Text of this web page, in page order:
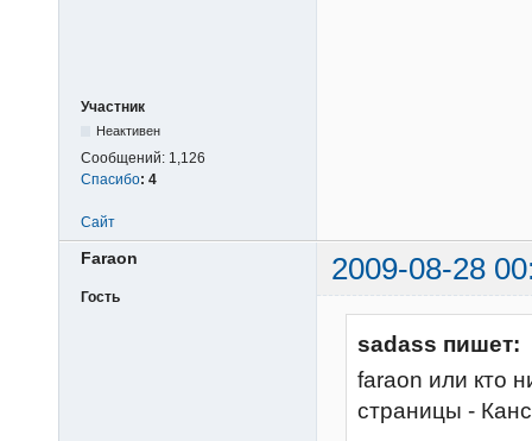
Участник
Неактивен
Сообщений: 1,126
Спасибо: 4
Сайт
Faraon 2009-08-28
Гость
sadass пишет:
faraon или кто
страницы -